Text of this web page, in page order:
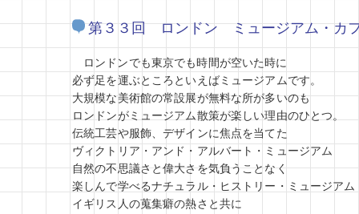
第３３回 ロンドン ミュージアム・カ
ロンドンでも東京でも時間が空いた時に
必ず足を運ぶところといえばミュージアムです。
大規模な美術館の常設展が無料な所が多いのも
ロンドンがミュージアム散策が楽しい理由のひとつ。
伝統工芸や服飾、デザインに焦点を当てた
ヴィクトリア・アンド・アルバート・ミュージアム
自然の不思議さと偉大さを気負うことなく
楽しんで学べるナチュラル・ヒストリー・ミュージアム
イギリス人の蒐集癖の熱さと共に